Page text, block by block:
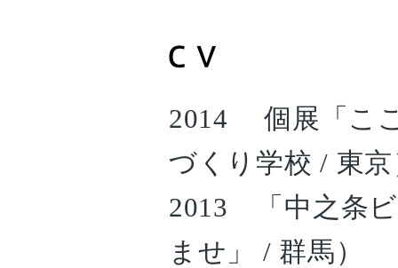
2014 個展「こ
づくり学校 / 東
2013 「中之条
ませ」 / 群馬）